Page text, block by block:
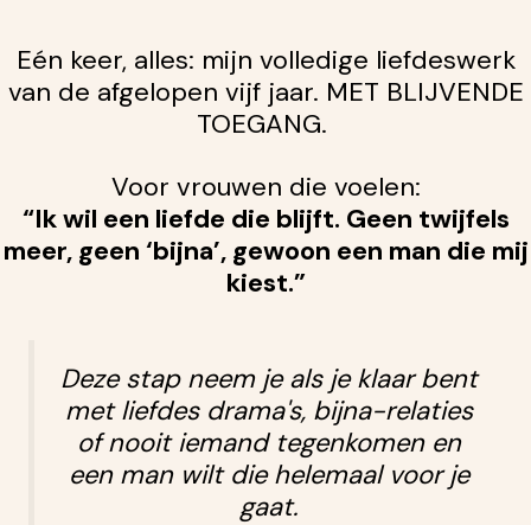
Eén keer, alles: mijn volledige liefdeswerk
van de afgelopen vijf jaar. MET BLIJVENDE
TOEGANG.
Voor vrouwen die voelen:
“Ik wil een liefde die blijft. Geen twijfels
meer, geen ‘bijna’, gewoon een man die mij
kiest.”
Deze stap neem je als je klaar bent
met liefdes drama's, bijna-relaties
of nooit iemand tegenkomen en
een man wilt die helemaal voor je
gaat.